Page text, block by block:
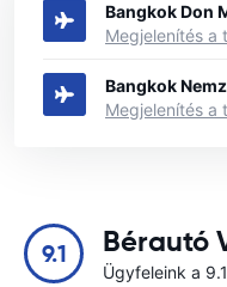
Bangkok Don
Megjelenítés a
Bangkok
Megjelenítés a
9.1 Bérautó
Ügyfeleink a